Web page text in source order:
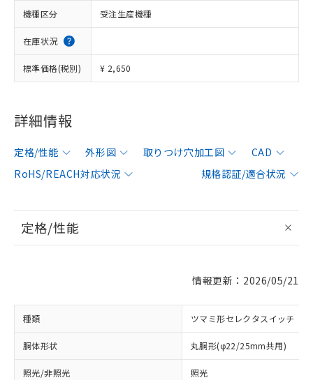
機種区分 受注生産機種
在庫状況
標準価格(税別) ¥ 2,650
詳細情報
定格/性能 外形図 取りつけ穴加工図
CAD
RoHS/REACH対応状況
規格認証/適合状況
定格/性能
情報更新：2026/05/21
種類 ツマミ形セレクタスイッチ
胴体形状 丸胴形(φ22/25mm共用)
照光/非照光 照光